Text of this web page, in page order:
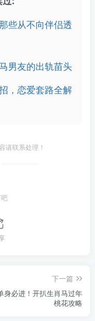
些从不向伴侣透
男友的出轨苗头
，恋爱套路全解
请联系处理！
下一篇
身必进！开扒生肖马过年
桃花攻略